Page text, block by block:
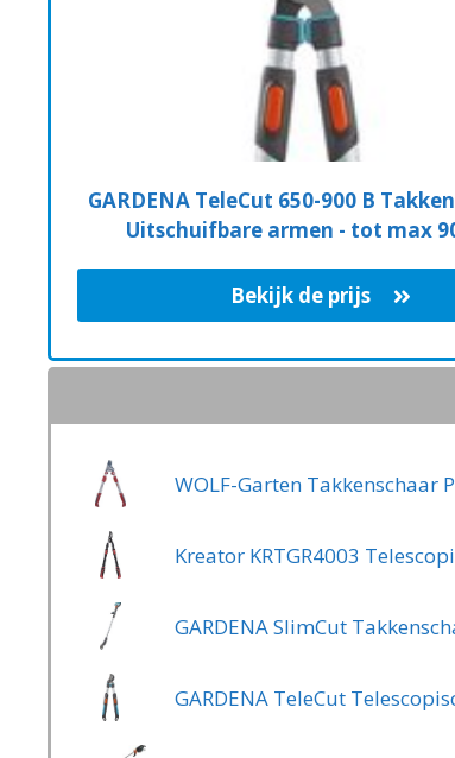
GARDENA TeleCut 650-900 B
Uitschuifbare armen - tot max
Bekijk de prijs
GARDENA SlimCut